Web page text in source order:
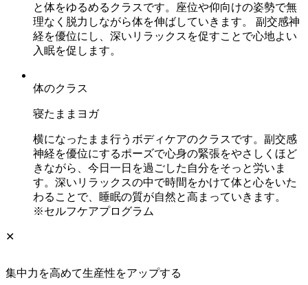
と体をゆるめるクラスです。座位や仰向けの姿勢で無
理なく脱力しながら体を伸ばしていきます。 副交感神
経を優位にし、深いリラックスを促すことで心地よい
入眠を促します。
体のクラス
寝たままヨガ
横になったまま行うボディケアのクラスです。副交感
神経を優位にするポーズで心身の緊張をやさしくほど
きながら、今日一日を過ごした自分をそっと労いま
す。深いリラックスの中で時間をかけて体と心をいた
わることで、睡眠の質が自然と高まっていきます。
※セルフケアプログラム
✕
集中力を高めて生産性をアップする